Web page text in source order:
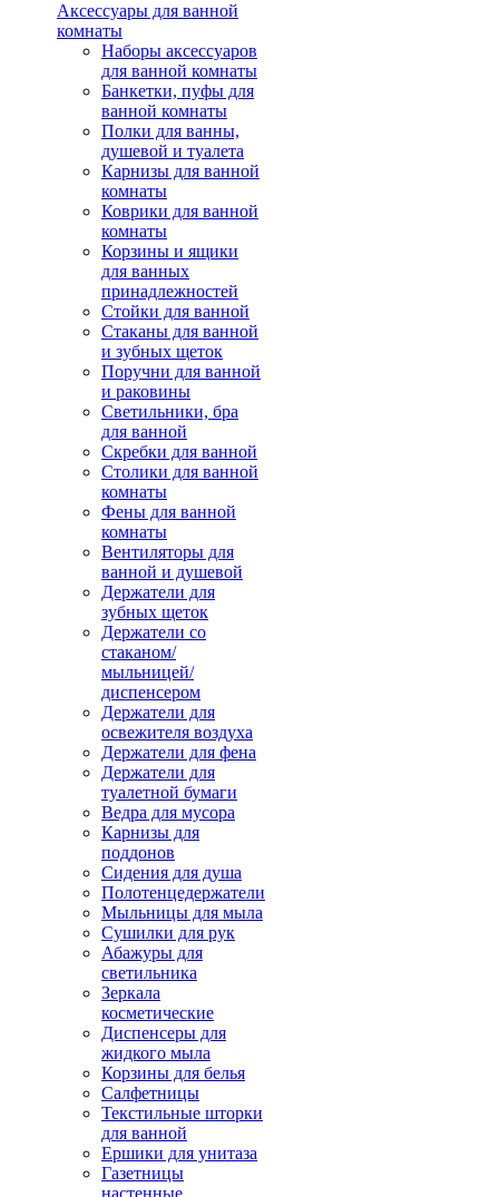
Аксессуары для ванной
комнаты
Наборы аксессуаров
для ванной комнаты
Банкетки, пуфы для
ванной комнаты
Полки для ванны,
душевой и туалета
Карнизы для ванной
комнаты
Коврики для ванной
комнаты
Корзины и ящики
для ванных
принадлежностей
Стойки для ванной
Стаканы для ванной
и зубных щеток
Поручни для ванной
и раковины
Светильники, бра
для ванной
Скребки для ванной
Столики для ванной
комнаты
Фены для ванной
комнаты
Вентиляторы для
ванной и душевой
Держатели для
зубных щеток
Держатели со
стаканом/
мыльницей/
диспенсером
Держатели для
освежителя воздуха
Держатели для фена
Держатели для
туалетной бумаги
Ведра для мусора
Карнизы для
поддонов
Сидения для душа
Полотенцедержатели
Мыльницы для мыла
Сушилки для рук
Абажуры для
светильника
Зеркала
косметические
Диспенсеры для
жидкого мыла
Корзины для белья
Салфетницы
Текстильные шторки
для ванной
Ершики для унитаза
Газетницы
настенные